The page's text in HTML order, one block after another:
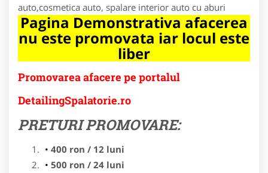
auto,cosmetica auto, spalare interior auto cu aburi
Pagina Demonstrativa afacerea
nu este promovata iar locul este
liber
Promovarea afacere pe portalul
DetailingSpalatorie.ro
PRETURI PROMOVARE:
400 ron / 12 luni
500 ron / 24 luni